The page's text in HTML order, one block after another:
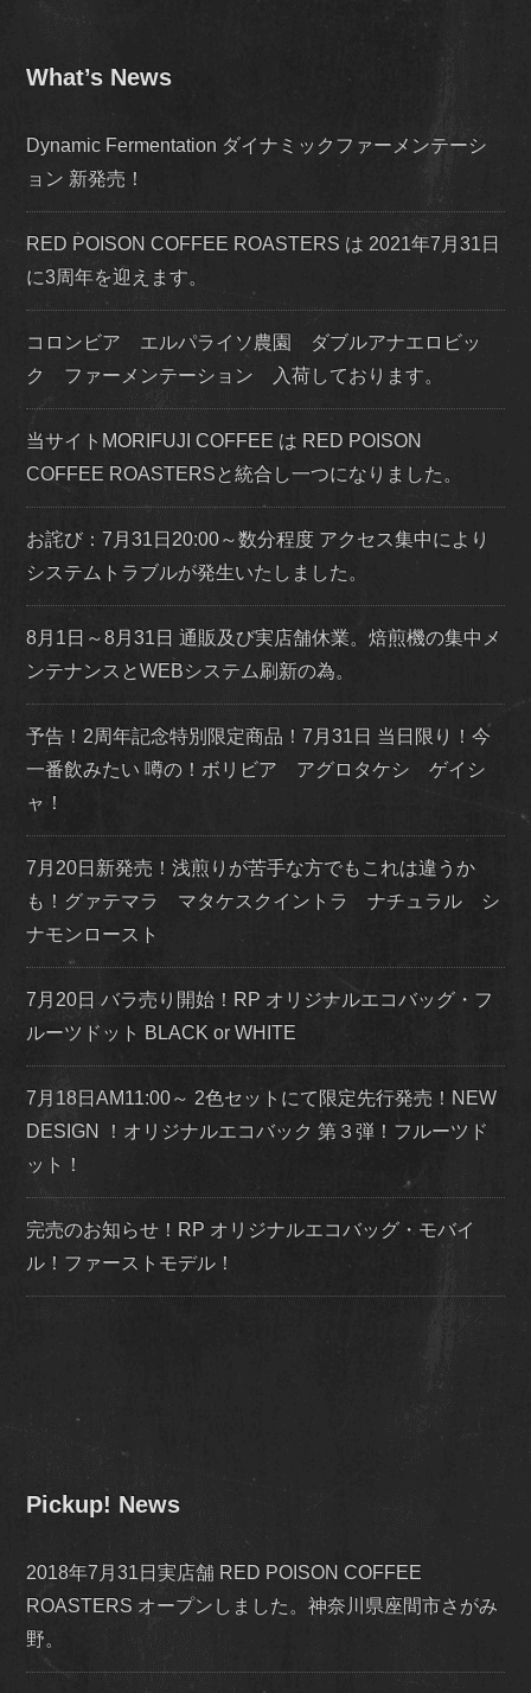
What’s News
Dynamic Fermentation ダイナミックファーメンテーシ
ョン 新発売！
RED POISON COFFEE ROASTERS は 2021年7月31日
に3周年を迎えます。
コロンビア エルパライソ農園 ダブルアナエロビッ
ク ファーメンテーション 入荷しております。
当サイトMORIFUJI COFFEE は RED POISON
COFFEE ROASTERSと統合し一つになりました。
お詫び：7月31日20:00～数分程度 アクセス集中により
システムトラブルが発生いたしました。
8月1日～8月31日 通販及び実店舗休業。焙煎機の集中メ
ンテナンスとWEBシステム刷新の為。
予告！2周年記念特別限定商品！7月31日 当日限り！今
一番飲みたい 噂の！ボリビア アグロタケシ ゲイシ
ャ！
7月20日新発売！浅煎りが苦手な方でもこれは違うか
も！グァテマラ マタケスクイントラ ナチュラル シ
ナモンロースト
7月20日 バラ売り開始！RP オリジナルエコバッグ・フ
ルーツドット BLACK or WHITE
7月18日AM11:00～ 2色セットにて限定先行発売！NEW
DESIGN ！オリジナルエコバック 第３弾！フルーツド
ット！
完売のお知らせ！RP オリジナルエコバッグ・モバイ
ル！ファーストモデル！
Pickup! News
2018年7月31日実店舗 RED POISON COFFEE
ROASTERS オープンしました。神奈川県座間市さがみ
野。